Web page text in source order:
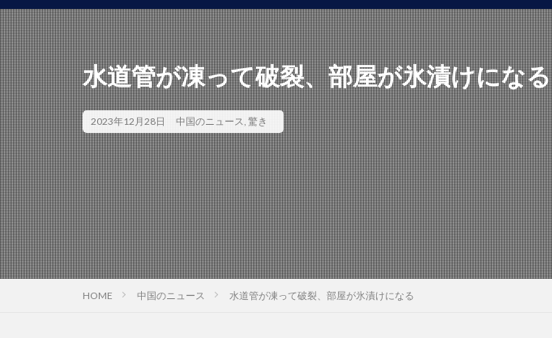
水道管が凍って破裂、部屋が氷漬けになる
2023年12月28日 中国のニュース, 驚き
HOME 中国のニュース 水道管が凍って破裂、部屋が氷漬けになる